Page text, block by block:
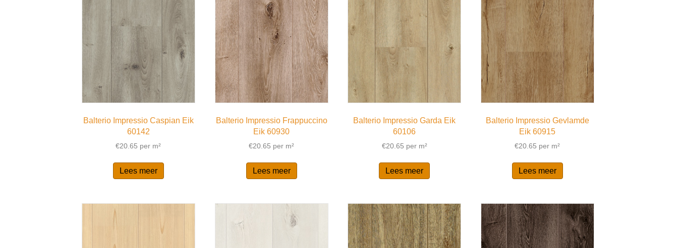
Balterio Impressio Caspian Eik
60142
€20.65 per m²
Lees meer
Balterio Impressio Frappuccino
Eik 60930
€20.65 per m²
Lees meer
Balterio Impressio Garda Eik
60106
€20.65 per m²
Lees meer
Balterio Impressio Gevlamde
Eik 60915
€20.65 per m²
Lees meer